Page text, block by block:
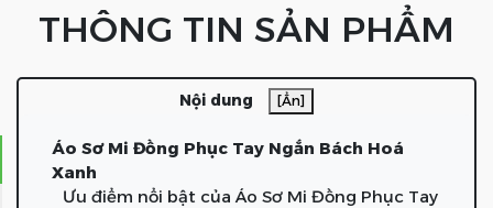
THÔNG TIN SẢN PHẨM
Nội dung [Ẩn]
Áo Sơ Mi Đồng Phục Tay Ngắn Bách Hoá
Xanh
Ưu điểm nổi bật của Áo Sơ Mi Đồng Phục Tay